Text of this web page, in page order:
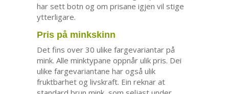
har sett botn og om prisane igjen vil stige
ytterligare.
Pris på minkskinn
Det fins over 30 ulike fargevariantar på
mink. Alle minktypane oppnår ulik pris. Dei
ulike fargevariantane har også ulik
fruktbarhet og livskraft. Ein reknar at